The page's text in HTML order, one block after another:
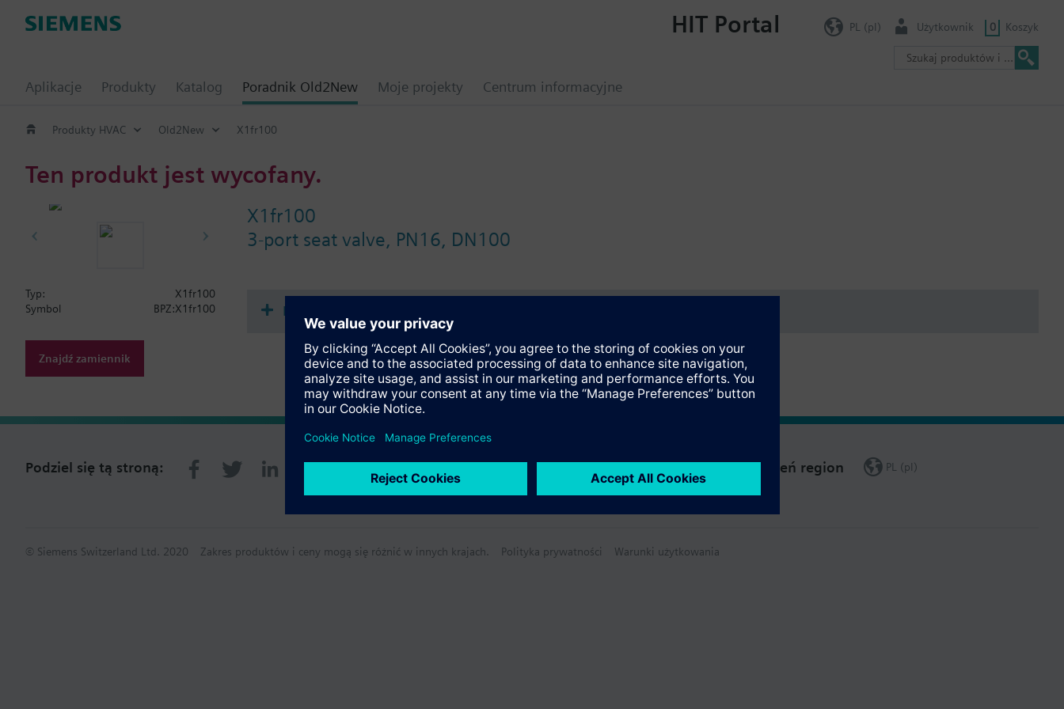
Aplikacje Produkty Katalog Poradnik Old2New Moje projekty Centrum informacyjne
HIT Portal PL (pl) Użytkownik 0 Koszyk
Produkty HVAC Old2New X1fr100
Ten produkt jest wycofany.
X1fr100
3-port seat valve, PN16, DN100
Typ:
X1fr100
Symbol
BPZ:X1fr100
Znajdź zamiennik
Dokumenty
Podziel się tą stroną: Zmień region PL (pl)
© Siemens Switzerland Ltd. 2020 Zakres produktów i ceny mogą się różnić w innych krajach. Polityka prywatności Warunki użytkowania